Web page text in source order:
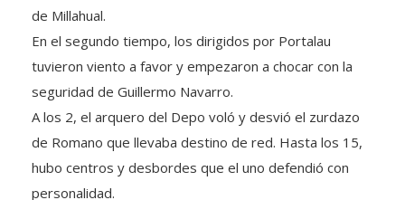
de Millahual.
En el segundo tiempo, los dirigidos por Portalau
tuvieron viento a favor y empezaron a chocar con la
seguridad de Guillermo Navarro.
A los 2, el arquero del Depo voló y desvió el zurdazo
de Romano que llevaba destino de red. Hasta los 15,
hubo centros y desbordes que el uno defendió con
personalidad.